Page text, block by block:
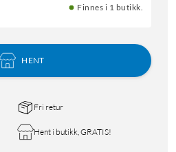
Finnes i 1 butikk.
HENT
Fri retur
Hent i butikk, GRATIS!